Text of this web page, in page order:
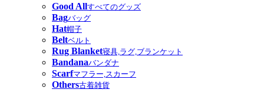
Good Allすべてのグッズ
Bagバッグ
Hat帽子
Beltベルト
Rug Blanket寝具,ラグ,ブランケット
Bandanaバンダナ
Scarfマフラー,スカーフ
Others古着雑貨